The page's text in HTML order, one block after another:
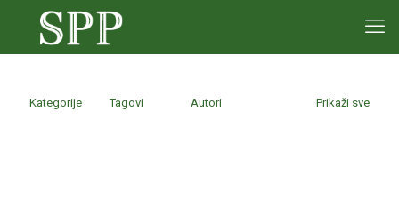
Kategorije Tagovi Autori Prikaži sve